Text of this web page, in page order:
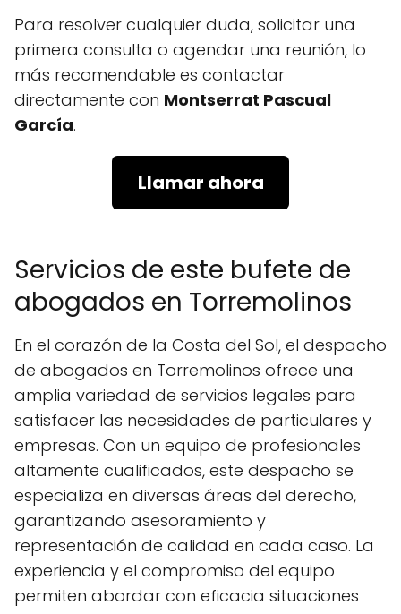
Para resolver cualquier duda, solicitar una
primera consulta o agendar una reunión, lo
más recomendable es contactar
directamente con Montserrat Pascual
García.
Llamar ahora
Servicios de este bufete de
abogados en Torremolinos
En el corazón de la Costa del Sol, el despacho
de abogados en Torremolinos ofrece una
amplia variedad de servicios legales para
satisfacer las necesidades de particulares y
empresas. Con un equipo de profesionales
altamente cualificados, este despacho se
especializa en diversas áreas del derecho,
garantizando asesoramiento y
representación de calidad en cada caso. La
experiencia y el compromiso del equipo
permiten abordar con eficacia situaciones